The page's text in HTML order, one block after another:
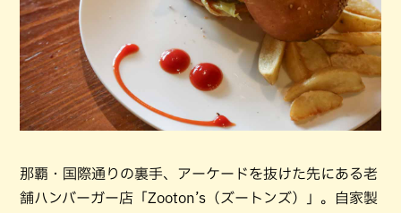
那覇・国際通りの裏手、アーケードを抜けた先にある老
舗ハンバーガー店「Zooton’s（ズートンズ）」。自家製